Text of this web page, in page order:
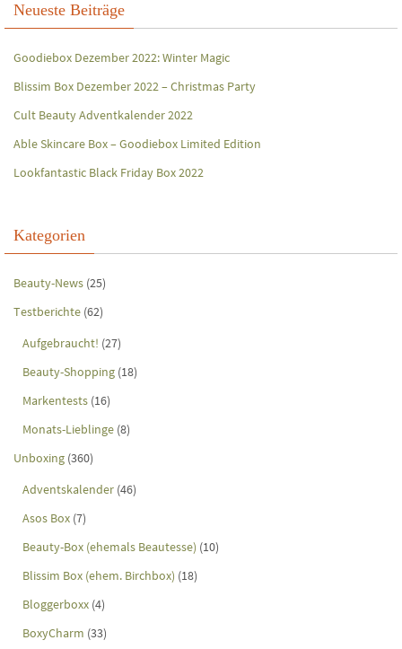
Neueste Beiträge
Goodiebox Dezember 2022: Winter Magic
Blissim Box Dezember 2022 – Christmas Party
Cult Beauty Adventkalender 2022
Able Skincare Box – Goodiebox Limited Edition
Lookfantastic Black Friday Box 2022
Kategorien
Beauty-News (25)
Testberichte (62)
Aufgebraucht! (27)
Beauty-Shopping (18)
Markentests (16)
Monats-Lieblinge (8)
Unboxing (360)
Adventskalender (46)
Asos Box (7)
Beauty-Box (ehemals Beautesse) (10)
Blissim Box (ehem. Birchbox) (18)
Bloggerboxx (4)
BoxyCharm (33)